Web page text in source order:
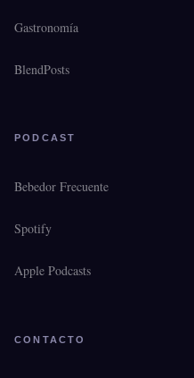
Gastronomía
BlendPosts
PODCAST
Bebedor Frecuente
Spotify
Apple Podcasts
CONTACTO